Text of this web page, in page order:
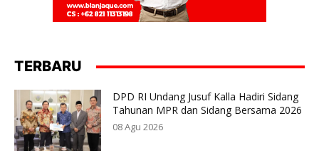
TERBARU
DPD RI Undang Jusuf Kalla Hadiri Sidang
Tahunan MPR dan Sidang Bersama 2026
08 Agu 2026